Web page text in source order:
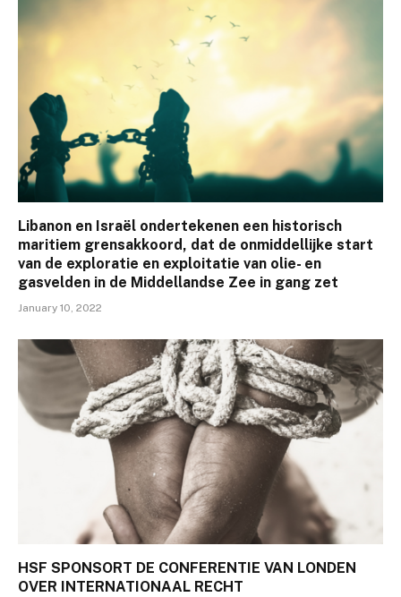
Libanon en Israël ondertekenen een historisch
maritiem grensakkoord, dat de onmiddellijke start
van de exploratie en exploitatie van olie- en
gasvelden in de Middellandse Zee in gang zet
January 10, 2022
HSF SPONSORT DE CONFERENTIE VAN LONDEN
OVER INTERNATIONAAL RECHT